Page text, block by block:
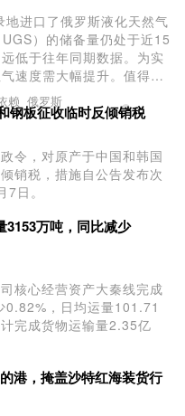
进口了俄罗斯液化天然气
）的储备量仍处于近15
低于往年同期数据。为实
速度需大幅提升。值得注
的进口量分别同比增长
12%。法国、比利时和西
进口的LNG全部来自俄
赖 俄罗斯
钢板征收临时反倾销税
令，对原产于中国和韩国
销税，措施自公告发布次
日。
3153万吨，同比减少
核心经营资产大秦线完成
0.82%，日均运量101.71
完成货物运输量2.35亿
港，掩盖沙特红海装货行